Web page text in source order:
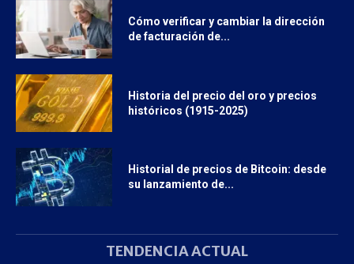
Cómo verificar y cambiar la dirección
de facturación de...
Historia del precio del oro y precios
históricos (1915-2025)
Historial de precios de Bitcoin: desde
su lanzamiento de...
TENDENCIA ACTUAL